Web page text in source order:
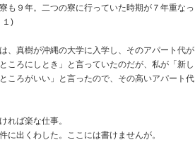
も９年。二つの寮に行っていた時期が７年重なっ
１)
、真樹が沖縄の大学に入学し、そのアパート代が
ころにしとき」と言っていたのだが、私が「新し
ころがいい」と言ったので、その高いアパート代
れば楽な仕事。
出くわした。ここには書けませんが。